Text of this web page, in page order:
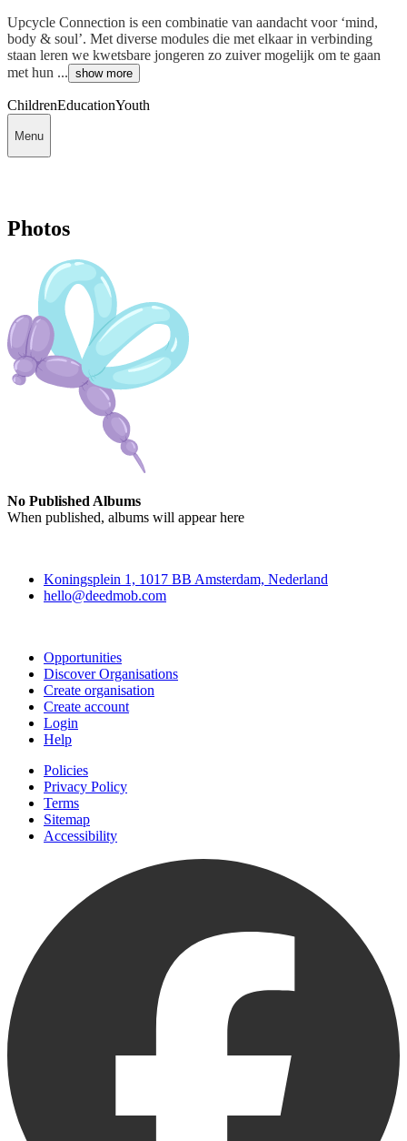
Upcycle Connection is een combinatie van aandacht voor ‘mind,
body & soul’. Met diverse modules die met elkaar in verbinding
staan leren we kwetsbare jongeren zo zuiver mogelijk om te gaan
met hun ... show more
ChildrenEducationYouth
Menu
Photos
No Published Albums
When published, albums will appear here
Koningsplein 1, 1017 BB Amsterdam, Nederland
hello@deedmob.com
Opportunities
Discover Organisations
Create organisation
Create account
Login
Help
Policies
Privacy Policy
Terms
Sitemap
Accessibility